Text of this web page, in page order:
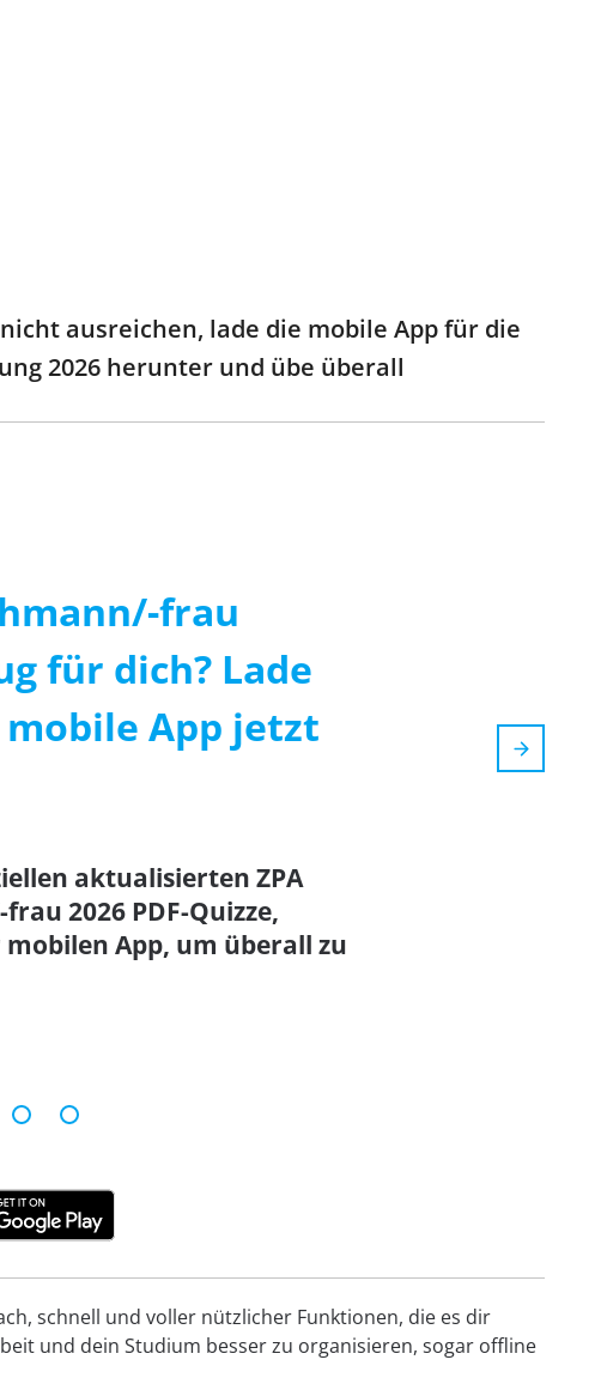
ausreichen, lade die mobile App für die
2026 herunter und übe überall
frau
für dich? Lade
mobile App jetzt
aktualisierten ZPA
2026 PDF-Quizze,
App, um überall zu
schnell und voller nützlicher Funktionen, die es dir
und dein Studium besser zu organisieren, sogar offline